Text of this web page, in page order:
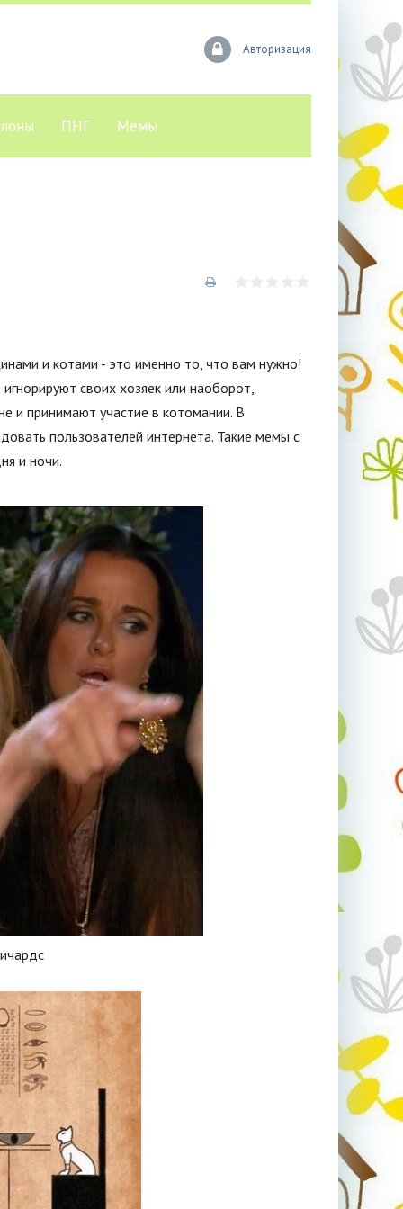
Авторизация
ПНГ Мемы
и котами - это именно то, что вам нужно!
своих хозяек или наоборот,
и принимают участие в котомании. В
пользователей интернета. Такие мемы с
и ночи.